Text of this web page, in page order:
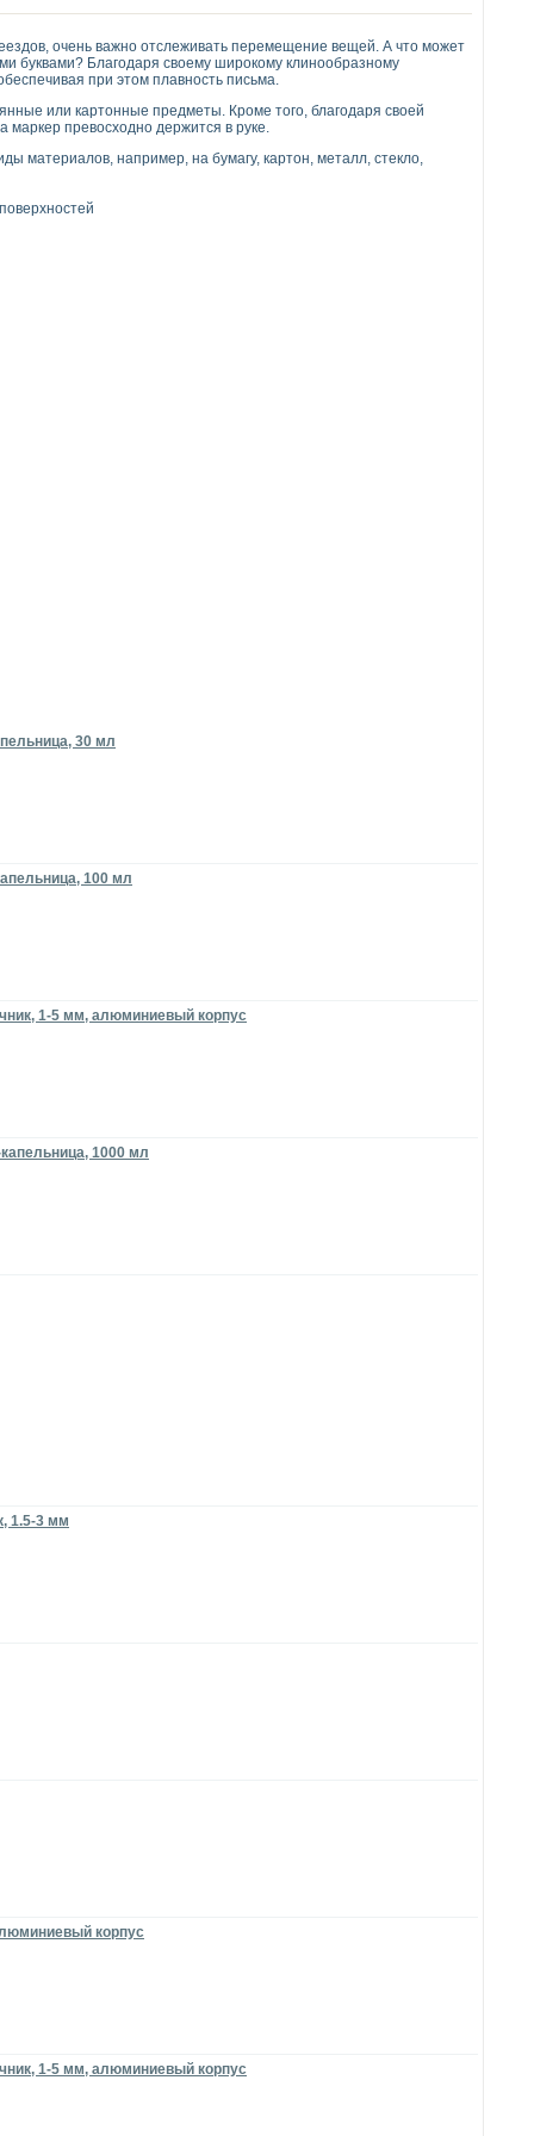
очень важно отслеживать перемещение вещей. А что может
буквами? Благодаря своему широкому клинообразному
при этом плавность письма.
или картонные предметы. Кроме того, благодаря своей
маркер превосходно держится в руке.
материалов, например, на бумагу, картон, металл, стекло,
30 мл
100 мл
1-5 мм, алюминиевый корпус
1000 мл
1.5-3 мм
корпус
1-5 мм, алюминиевый корпус